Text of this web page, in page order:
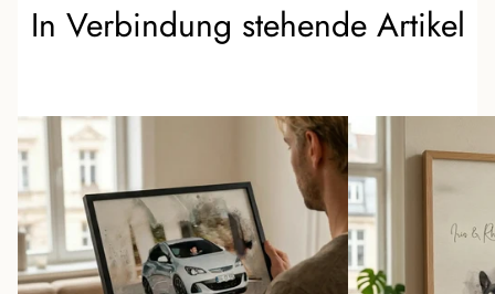
In Verbindung stehende Artikel